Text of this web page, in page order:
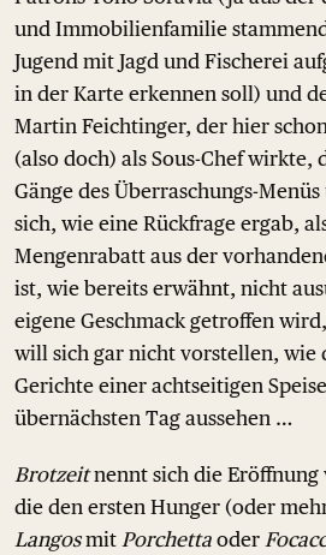
und Immobilienfamilie
Jugend mit Jagd und Fischerei
in der Karte erkennen soll) und
Martin Feichtinger, der hier
(also doch) als Sous-Chef wirkte,
Gänge des Überraschungs-
sich, wie eine Rückfrage ergab,
Mengenrabatt aus der
ist, wie bereits erwähnt, nicht
eigene Geschmack getroffen
will sich gar nicht vorstellen, wie
Gerichte einer achtseitigen
übernächsten Tag aussehen …
Brotzeitnennt sich die Eröffnung
die den ersten Hunger (oder
Langosmit Porchetta oder